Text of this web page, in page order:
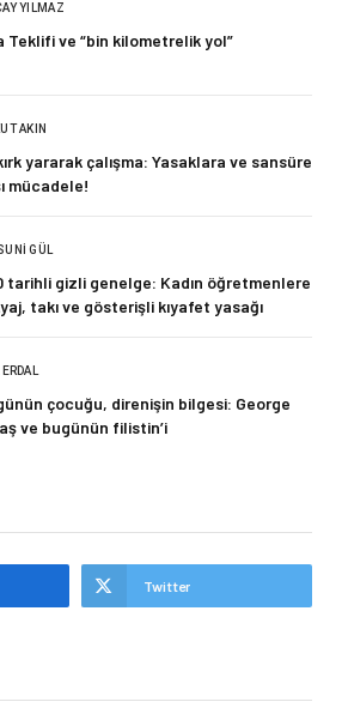
YILMAZ
Teklifi ve “bin kilometrelik yol”
AKIN
kırk yararak çalışma: Yasaklara ve sansüre
mücadele!
GÜL
tarihli gizli genelge: Kadın öğretmenlere
takı ve gösterişli kıyafet yasağı
çocuğu, direnişin bilgesi: George
ve bugünün filistin’i
Twitter